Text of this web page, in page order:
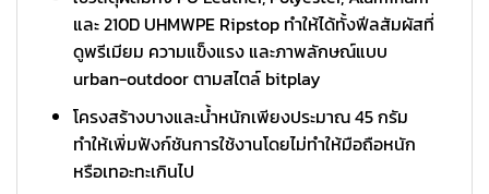
และ 210D UHMWPE Ripstop ทำให้ได้ทั้งฟีลสัมผัสที่
ดูพรีเมียม ความแข็งแรง และภาพลักษณ์แบบ
urban-outdoor ตามสไตล์ bitplay
โครงสร้างบางและน้ำหนักเพียงประมาณ 45 กรัม
ทำให้เพิ่มฟังก์ชันการใช้งานโดยไม่ทำให้มือถือหนัก
หรือเทอะทะเกินไป